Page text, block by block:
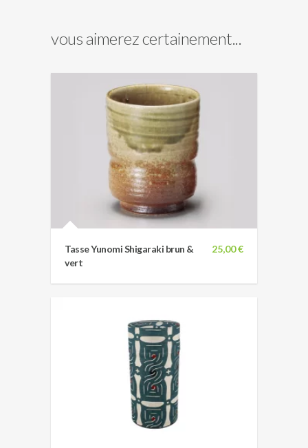
vous aimerez certainement...
25,00 €
Tasse Yunomi Shigaraki brun &
vert